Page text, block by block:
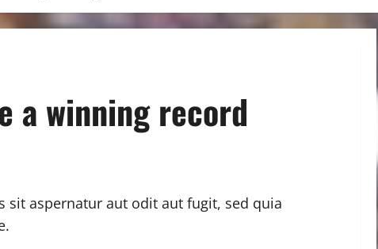
a winning record
aspernatur aut odit aut fugit, sed quia